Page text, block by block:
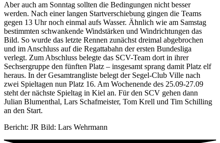
Aber auch am Sonntag sollten die Bedingungen nicht besser
werden. Nach einer langen Startverschiebung gingen die Teams
gegen 13 Uhr noch einmal aufs Wasser. Ähnlich wie am Samstag
bestimmten schwankende Windstärken und Windrichtungen das
Bild. So wurde das letzte Rennen zunächst dreimal abgebrochen
und im Anschluss auf die Regattabahn der ersten Bundesliga
verlegt. Zum Abschluss belegte das SCV-Team dort in ihrer
Sechsergruppe den fünften Platz – insgesamt sprang damit Platz elf
heraus. In der Gesamtrangliste belegt der Segel-Club Ville nach
zwei Spieltagen nun Platz 16. Am Wochenende des 25.09-27.09
steht der nächste Spieltag in Kiel an. Für den SCV gehen dann
Julian Blumenthal, Lars Schafmeister, Tom Krell und Tim Schilling
an den Start.
Bericht: JR Bild: Lars Wehrmann